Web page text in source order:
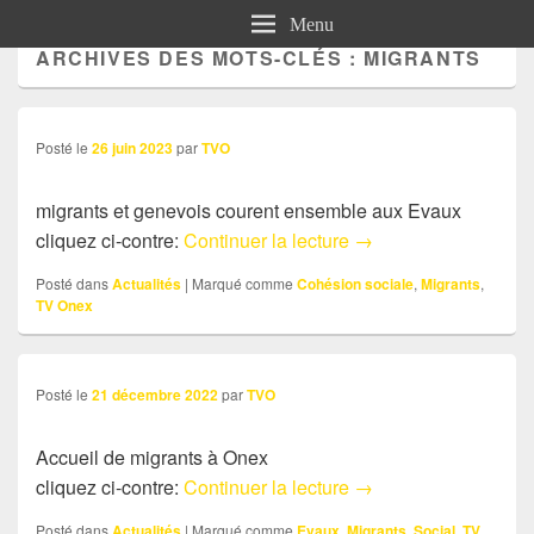
Menu
ARCHIVES DES MOTS-CLÉS : MIGRANTS
Posté le 26 juin 2023parTVO
migrants et genevois courent ensemble aux Evaux
cliquez ci-contre: Continuer la lecture Actu: migrants et
→
Posté dansActualités | Marqué comme Cohésion sociale, Migrants,
TV Onex
Posté le 21 décembre 2022parTVO
Accueil de migrants à Onex
cliquez ci-contre: Continuer la lecture Actu: Accueil de
→
Posté dans | Marqué comme